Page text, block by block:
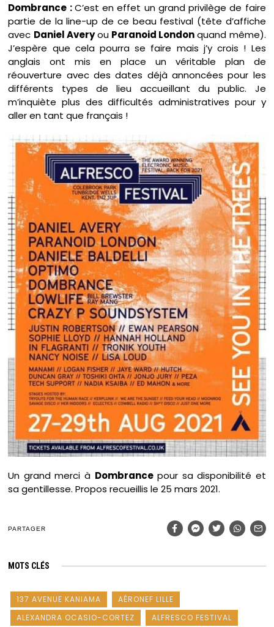
Dombrance :C’est en effet un grand privilège de faire
partie de la line-up de ce beau festival (tête d’affiche
avec Daniel Averyou Paranoid Londonquand même).
J’espère que cela pourra se faire mais j’y crois ! Les
anglais ont mis en place un véritable plan de
réouverture avec des dates déjà annoncées pour les
différents types de lieu accueillant du public. Je
m’inquiète plus des difficultés administratives pour y
aller en tant que français !
Un grand merci à Dombrancepour sa disponibilité et
sa gentillesse. Propos recueillis le 25 mars 2021.
PARTAGER
MOTS CLÉS
137 AVENUE KANIAMA
AÉRONEF LILLE
ALEXANDRA OCASIO-CORTEZ
ALFRESCO FESTIVAL